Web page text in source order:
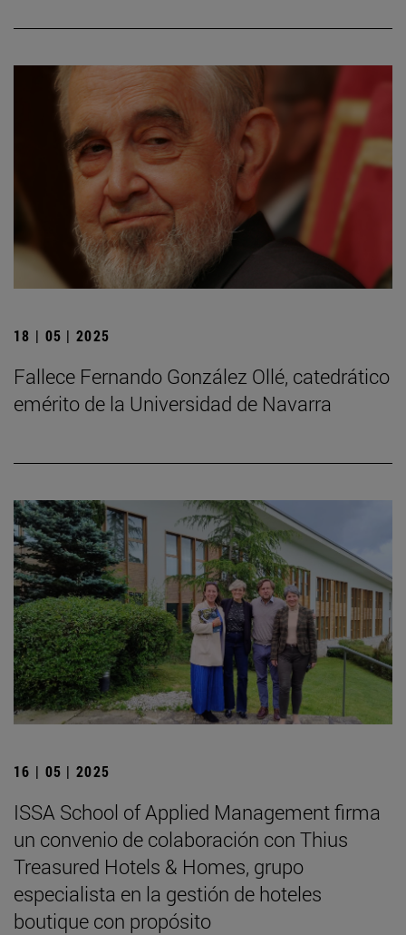
18 | 05 | 2025
Fallece Fernando González Ollé, catedrático
emérito de la Universidad de Navarra
16 | 05 | 2025
ISSA School of Applied Management firma
un convenio de colaboración con Thius
Treasured Hotels & Homes, grupo
especialista en la gestión de hoteles
boutique con propósito